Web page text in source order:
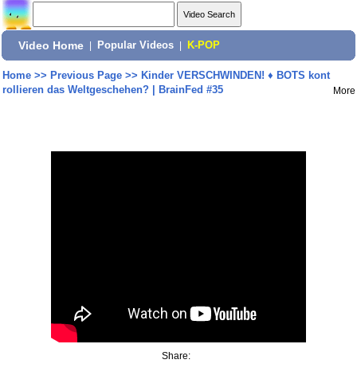
Video Home Popular Videos K-POP
Home>> Previous Page>> Kinder VERSCHWINDEN! ♦ BOTS kont
rollieren das Weltgeschehen? | BrainFed #35
More
Share: